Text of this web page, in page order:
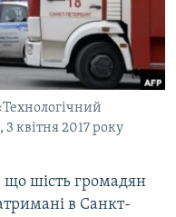
3 квітня 2017 року
що шість громадян
в Санкт-